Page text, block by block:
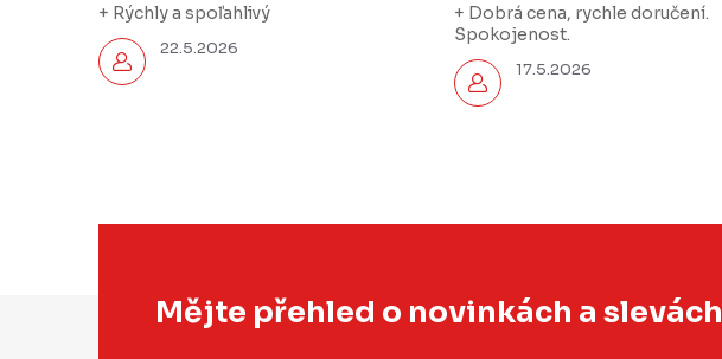
22.5.2026
+ Rýchly a spoľahlivý
17.5.2026
+ Dobrá cena, rychle doručení.
Spokojenost.
Mějte přehled o novinkách a slevách